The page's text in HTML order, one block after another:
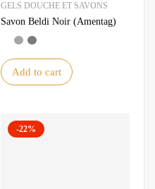
GELS DOUCHE ET SAVONS
Savon Beldi Noir (Amentag)
Add to cart
-22%